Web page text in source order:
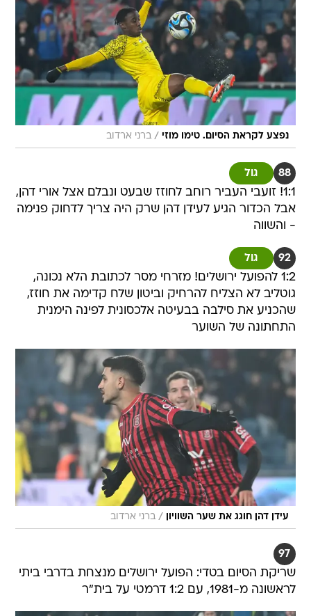
נפצע לקראת הסיום. טימו מוזי / ברני ארדוב
88 גול
1:1! זועבי העביר רוחב לחוזז שבעט ונבלם אצל אורי דהן,
אבל הכדור הגיע לעידן דהן שרק היה צריך לדחוק פנימה
- והשווה
92 גול
1:2 להפועל ירושלים! מזרחי מסר לכתובת הלא נכונה,
גוטליב לא הצליח להרחיק וביטון שלח קדימה את חוזז,
שהכניע את סילבה בבעיטה אלכסונית לפינה הימנית
התחתונה של השוער
עידן דהן חוגג את שער השוויון / ברני ארדוב
97
שריקת הסיום בטדי: הפועל ירושלים מנצחת בדרבי ביתי
לראשונה מ-1981, עם 1:2 דרמטי על בית"ר